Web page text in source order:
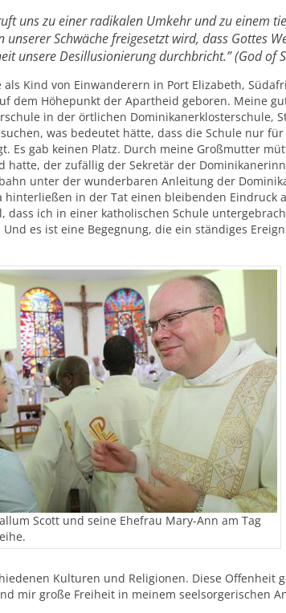
uns zu einer radikalen Umkehr und zu einem
unserer Schwäche freigesetzt wird, dass Gottes
unsere Desillusionierung durchbricht.” (God of
als Kind von Einwanderern in Port Elizabeth,
dem Höhepunkt der Apartheid geboren. Meine
in der örtlichen Dominikanerklosterschule,
was bedeutet hätte, dass die Schule nur
Es gab keinen Platz. Durch meine Großmutter
hatte, der zufällig der Sekretär der
unter der wunderbaren Anleitung der
hinterließen in der Tat einen bleibenden Eindruck
dass ich in einer katholischen Schule
Und es ist eine Begegnung, die ein ständiges
Scott und seine Ehefrau Mary-Ann am Tag
Kulturen und Religionen. Diese Offenheit
mir große Freiheit in meinem seelsorgerischen